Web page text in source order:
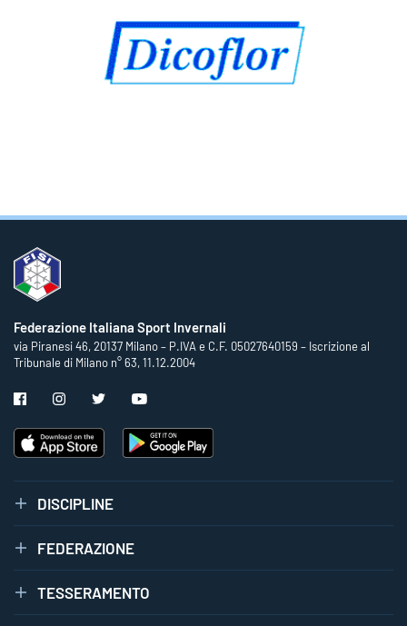
Federazione Italiana Sport Invernali
via Piranesi 46, 20137 Milano – P.IVA e C.F. 05027640159 – Iscrizione al
Tribunale di Milano n° 63, 11.12.2004
DISCIPLINE
FEDERAZIONE
TESSERAMENTO